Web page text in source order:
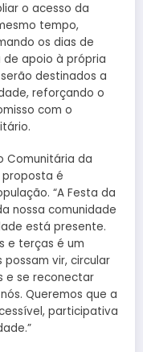
o acesso da
tempo,
os dias de
apoio à própria
destinados a
reforçando o
com o
Comunitária da
proposta é
“A Festa da
nossa comunidade
está presente.
e terças é um
vir, circular
e se reconectar
Queremos que a
participativa